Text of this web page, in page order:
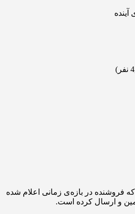
که فروشنده در بازه‌ی زمانی اعلام شده
و ارسال کرده است.